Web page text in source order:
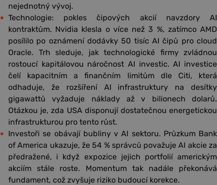
nejednotný vývoj.
Technologie: pokles čipových akcií navzdory AI
kontraktům. Nvidia klesla o více než 3 %, zatímco AMD
posílilo po oznámení dodávky 50 tisíc AI čipů pro cloud
Oracle. Trh sleduje, jak technologické firmy zvládnou
rostoucí kapitálovou náročnost AI investic. AI investice
čelí kapacitním a finančním limitům dle Citi, která
odhaduje, že rozšíření AI infrastruktury na desítky
gigawattů vyžaduje náklady až v bilionech dolarů.
Otázkou je, zda USA disponují dostatečnou energetickou
infrastrukturou pro tento růst.
Investoři se obávají bubliny v AI sektoru. Průzkum Bank
of America ukazuje, že 54 % správců považuje AI akcie za
předražené, i když expozice jejich portfolií americkým
akciím stále roste. Momentum tak nadále překonává
fundament, což zvyšuje riziko budoucí korekce.